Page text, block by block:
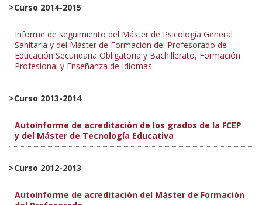
>Curso 2014-2015
Informe de seguimiento del Máster de Psicología General
Sanitaria y del Máster de Formación del Profesorado de
Educación Secundaria Obligatoria y Bachillerato, Formación
Profesional y Enseñanza de Idiomas
>Curso 2013-2014
Autoinforme de acreditación de los grados de la FCEP
y del Máster de Tecnología Educativa
>Curso 2012-2013
Autoinforme de acreditación del Máster de Formación